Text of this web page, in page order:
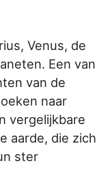
Venus, de
Een van
van de
naar
vergelijkbare
aarde, die zich
ster